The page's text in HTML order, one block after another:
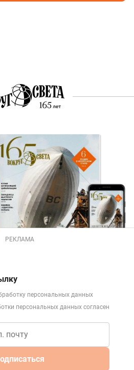
РЕКЛАМА
персональных данных
персональных данных согласен